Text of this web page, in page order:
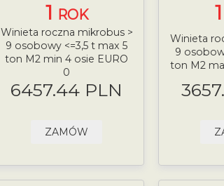
1 ROK
Winieta roczna mikrobus >
9 osobowy <=3,5 t max 5
ton M2 min 4 osie EURO
0
6457.44 PLN
ZAMÓW
1
Winieta
9
ton M2